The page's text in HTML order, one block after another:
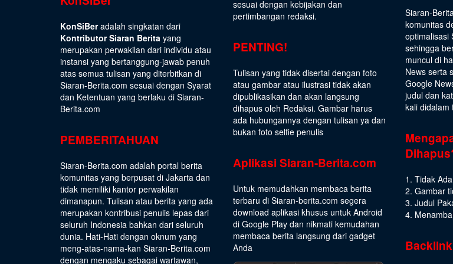
KonSiBeradalah singkatan dari
Kontributor Siaran Berita yang
merupakan perwakilan dari individu atau
instansi yang bertanggung-jawab penuh
atas semua tulisan yang diterbitkan di
Siaran-Berita.com sesuai dengan Syarat
dan Ketentuan yang berlaku di Siaran-
Berita.com
PEMBERITAHUAN
Siaran-Berita.com adalah portal berita
komunitas yang berpusat di Jakarta dan
tidak memiliki kantor perwakilan
dimanapun. Tulisan atau berita yang ada
merupakan kontribusi penulis lepas dari
seluruh Indonesia bahkan dari seluruh
dunia. Hati-Hati dengan oknum yang
meng-atas-nama-kan Siaran-Berita.com
dengan mengaku sebagai wartawan,
sesuai dengan kebijakan dan
pertimbangan redaksi.
PENTING!
Tulisan yang tidak disertai dengan foto
atau gambar atau ilustrasi tidak akan
dipublikasikan dan akan langsung
dihapus oleh Redaksi. Gambar harus
ada hubungannya dengan tulisan ya dan
bukan foto selfie penulis
Aplikasi Siaran-Berita.com
Untuk memudahkan membaca berita
terbaru di Siaran-berita.com segera
download aplikasi khusus untuk Android
di Google Play dan nikmati kemudahan
membaca berita langsung dari gadget
Anda
Siaran-
komunitas
optimalisasi
sehingga
muncul di
News serta
Google
judul dan
kali didalam
1. Tidak
2. Gambar
3. Judul
4.
Backlink